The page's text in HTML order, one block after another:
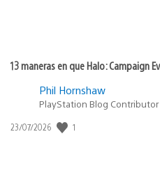
13 maneras en que Halo: Campaign
Phil Hornshaw
PlayStation Blog Contributor
Fecha
23/07/2026 1